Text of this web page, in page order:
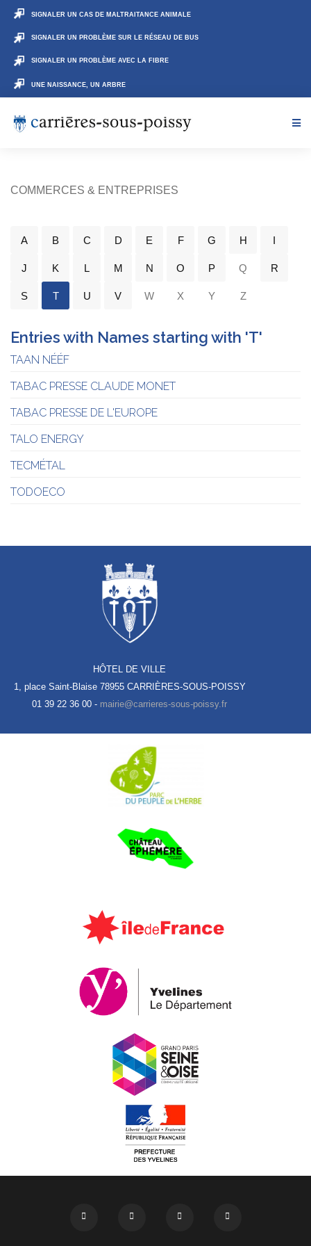
SIGNALER UN CAS DE MALTRAITANCE ANIMALE
SIGNALER UN PROBLÈME SUR LE RÉSEAU DE BUS
SIGNALER UN PROBLÈME AVEC LA FIBRE
UNE NAISSANCE, UN ARBRE
COMMERCES & ENTREPRISES
A B C D E F G H I
J K L M N O P Q R
S T U V W X Y Z
Entries with Names starting with 'T'
TAAN NÉÉF
TABAC PRESSE CLAUDE MONET
TABAC PRESSE DE L'EUROPE
TALO ENERGY
TECMÉTAL
TODOECO
HÔTEL DE VILLE
1, place Saint-Blaise 78955 CARRIÈRES-SOUS-POISSY
01 39 22 36 00 -